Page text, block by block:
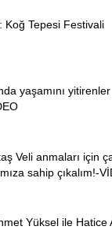
Koğ Tepesi Festivali
yaşamını yitirenler
Veli anmaları için
sahip çıkalım!-
Yüksel ile Hatice